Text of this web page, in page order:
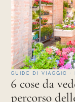
GUIDE DI VIAGGIO ·
6 cose da
percorso